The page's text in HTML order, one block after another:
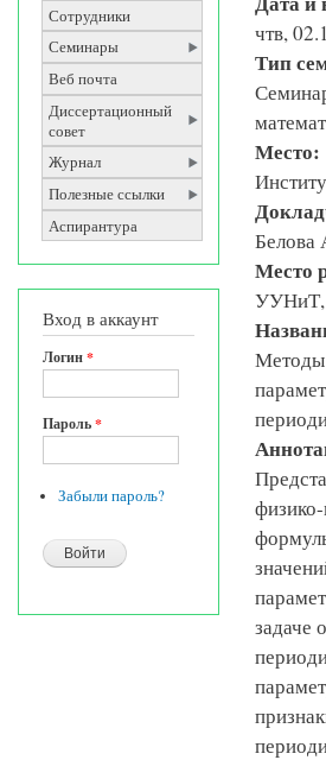
Сотрудники
Семинары
Веб почта
Диссертационный
совет
Журнал
Полезные ссылки
Аспирантура
Вход в аккаунт
Логин*
Пароль*
Забыли пароль?
чтв,
Тип
Место:
Белова
Место
УУНиТ,
Методы
задаче